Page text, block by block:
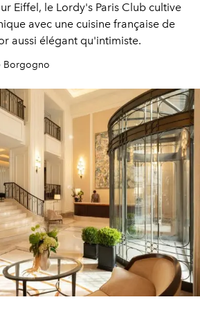
Eiffel, le Lordy's Paris Club cultive
avec une cuisine française de
aussi élégant qu'intimiste.
Borgogno